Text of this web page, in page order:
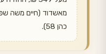
כהן 58).